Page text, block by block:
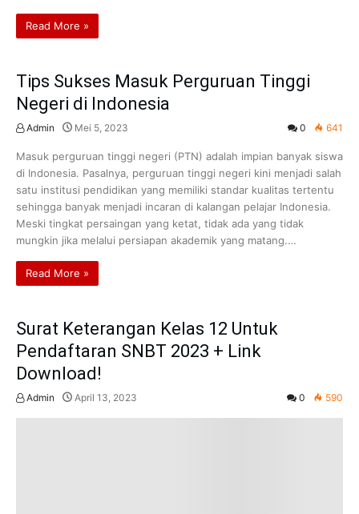
Read More »
Tips Sukses Masuk Perguruan Tinggi
Negeri di Indonesia
Admin Mei 5, 2023 0 641
Masuk perguruan tinggi negeri (PTN) adalah impian banyak siswa
di Indonesia. Pasalnya, perguruan tinggi negeri kini menjadi salah
satu institusi pendidikan yang memiliki standar kualitas tertentu
sehingga banyak menjadi incaran di kalangan pelajar Indonesia.
Meski tingkat persaingan yang ketat, tidak ada yang tidak
mungkin jika melalui persiapan akademik yang matang.…
Read More »
Surat Keterangan Kelas 12 Untuk
Pendaftaran SNBT 2023 + Link
Download!
Admin April 13, 2023 0 590